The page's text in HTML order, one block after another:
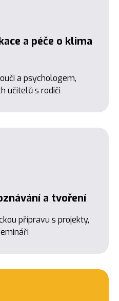
a péče o klima
a psychologem,
učitelů s rodiči
a tvoření
přípravu s projekty,